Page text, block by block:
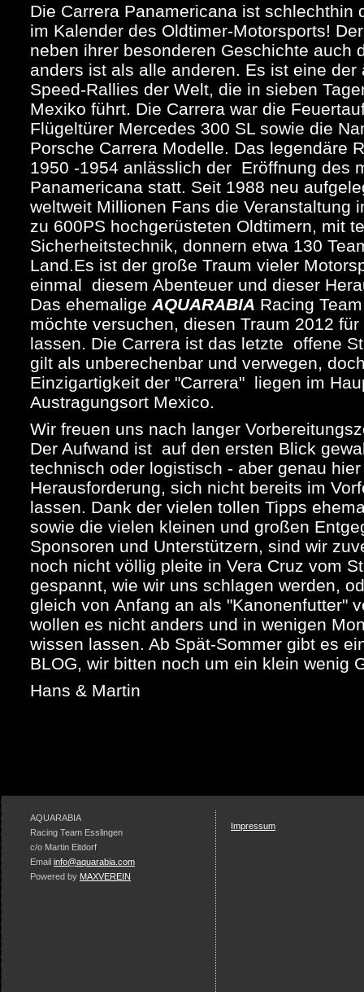
Die Carrera Panamericana ist schlechthin
im Kalender des Oldtimer-Motorsports!
neben ihrer besonderen Geschichte auch
anders ist als alle anderen. Es ist eine
Speed-Rallies der Welt, die in sieben
Mexiko führt. Die Carrera war die
Flügeltürer Mercedes 300 SL sowie die
Porsche Carrera Modelle. Das legendäre
1950 -1954 anlässlich der Eröffnung des
Panamericana statt. Seit 1988 neu
weltweit Millionen Fans die Veranstaltung
zu 600PS hochgerüsteten Oldtimern, mit
Sicherheitstechnik, donnern etwa 130
Land.Es ist der große Traum vieler
einmal diesem Abenteuer und dieser
Das ehemalige AQUARABIA Racing
möchte versuchen, diesen Traum 2012
lassen. Die Carrera ist das letzte offene
gilt als unberechenbar und verwegen,
Einzigartigkeit der "Carrera" liegen im
Austragungsort Mexico.
Wir freuen uns nach langer
Der Aufwand ist auf den ersten Blick
technisch oder logistisch - aber genau
Herausforderung, sich nicht bereits im
lassen. Dank der vielen tollen Tipps
sowie die vielen kleinen und großen
Sponsoren und Unterstützern, sind wir
noch nicht völlig pleite in Vera Cruz vom
gespannt, wie wir uns schlagen werden,
gleich von Anfang an als "Kanonenfutter"
wollen es nicht anders und in wenigen
wissen lassen. Ab Spät-Sommer gibt es
BLOG, wir bitten noch um ein klein wenig
Hans & Martin
AQUARABIA
Racing Team Esslingen
c/o Martin Eitdorf
Email info@aquarabia.com
Powered by MAXVEREIN
Impressum